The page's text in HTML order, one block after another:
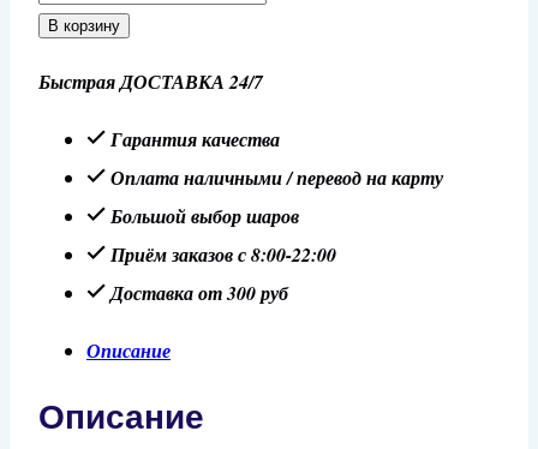
товара
19''/48
Сердце,
"Королева!",
красный
В корзину
Быстрая ДОСТАВКА 24/7
Гарантия качества
Оплата наличными / перевод на карту
Большой выбор шаров
Приём заказов с 8:00-22:00
Доставка от 300 руб
Описание
Описание